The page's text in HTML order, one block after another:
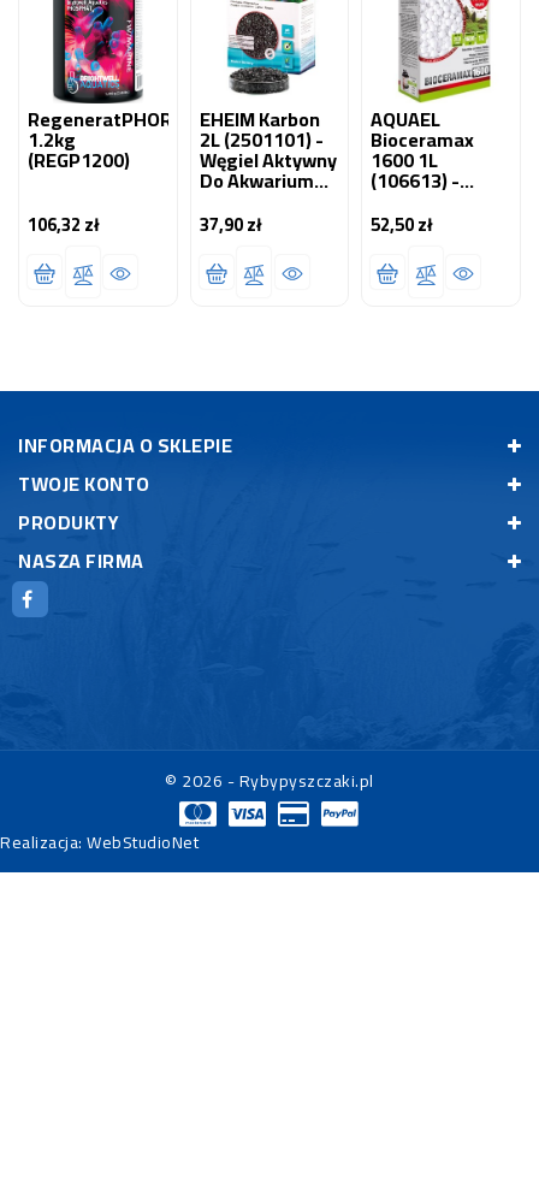
RegeneratPHOR
1.2kg
(REGP1200)
106,32 złCena
EHEIM Karbon
2L (2501101) -
Węgiel Aktywny
Do Akwarium
37,90 złCena
AQUAEL
Bioceramax
1600 1L
(106613) -
Wkład
Przeznaczony
Do Filtracji
Biologicznej
52,50 złCena
INFORMACJA O SKLEPIE
TWOJE KONTO
PRODUKTY
NASZA FIRMA
© 2026 - Rybypyszczaki.pl
Realizacja:WebStudioNet